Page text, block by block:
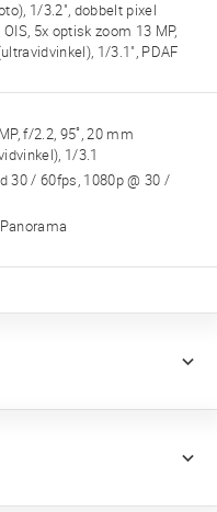
1/3.2", dobbelt pixel
OIS, 5x optisk zoom 13 MP,
1/3.1", PDAF
f/2.2, 95˚, 20 mm
1/3.1
30 / 60fps, 1080p @ 30 /